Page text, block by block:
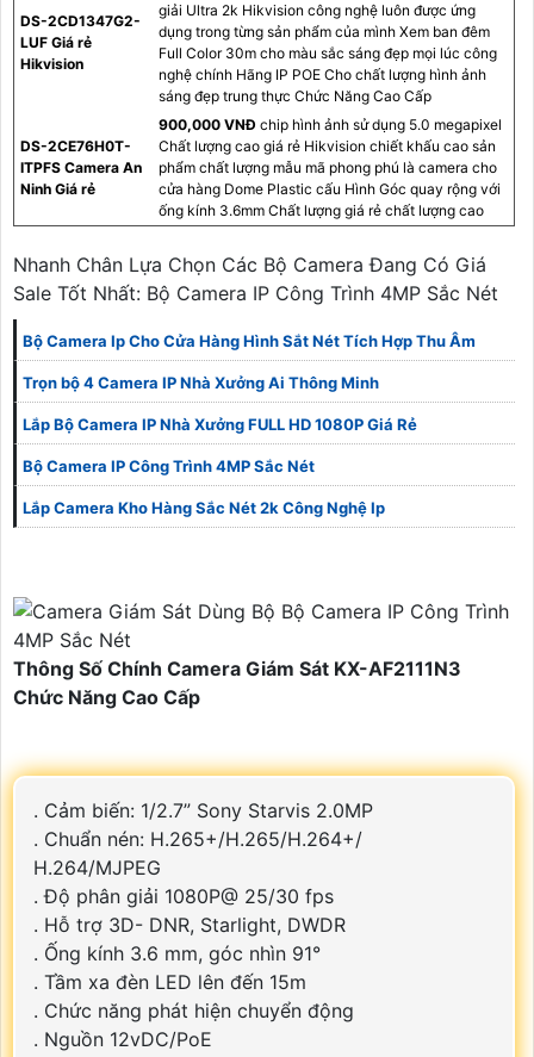
DS-2CD1347G2-
LUF Giá rẻ
Hikvision
giải Ultra 2k Hikvision công nghệ luôn được ứng
dụng trong từng sản phẩm của mình Xem ban đêm
Full Color 30m cho màu sắc sáng đẹp mọi lúc công
nghệ chính Hãng IP POE Cho chất lượng hình ảnh
sáng đẹp trung thực Chức Năng Cao Cấp
DS-2CE76H0T-
ITPFS Camera An
Ninh Giá rẻ
900,000 VNĐ chip hình ảnh sử dụng 5.0 megapixel
Chất lượng cao giá rẻ Hikvision chiết khấu cao sản
phẩm chất lượng mẫu mã phong phú là camera cho
cửa hàng Dome Plastic cấu Hình Góc quay rộng với
ống kính 3.6mm Chất lượng giá rẻ chất lượng cao
Nhanh Chân Lựa Chọn Các Bộ Camera Đang Có Giá
Sale Tốt Nhất: Bộ Camera IP Công Trình 4MP Sắc Nét
Bộ Camera Ip Cho Cửa Hàng Hình Sắt Nét Tích Hợp Thu Âm
Trọn bộ 4 Camera IP Nhà Xưởng Ai Thông Minh
Lắp Bộ Camera IP Nhà Xưởng FULL HD 1080P Giá Rẻ
Bộ Camera IP Công Trình 4MP Sắc Nét
Lắp Camera Kho Hàng Sắc Nét 2k Công Nghệ Ip
Thông Số Chính Camera Giám Sát KX-AF2111N3
Chức Năng Cao Cấp
. Cảm biến: 1/2.7” Sony Starvis 2.0MP
. Chuẩn nén: H.265+/H.265/H.264+/
H.264/MJPEG
. Độ phân giải 1080P@ 25/30 fps
. Hỗ trợ 3D- DNR, Starlight, DWDR
. Ống kính 3.6 mm, góc nhìn 91°
. Tầm xa đèn LED lên đến 15m
. Chức năng phát hiện chuyển động
. Nguồn 12vDC/PoE